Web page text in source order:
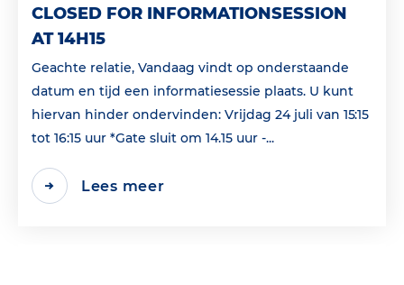
CLOSED FOR INFORMATIONSESSION
AT 14H15
Geachte relatie, Vandaag vindt op onderstaande
datum en tijd een informatiesessie plaats. U kunt
hiervan hinder ondervinden: Vrijdag 24 juli van 15:15
tot 16:15 uur *Gate sluit om 14.15 uur -...
Lees meer